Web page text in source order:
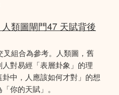
類圖閘門47 天賦背後
叉組合為參考。人類圖，舊
對易經「表層卦象」的理
中，人應該如何才對」的想
你的天賦」。